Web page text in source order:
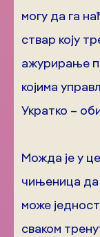
могу да га
ствар коју
ажурирање
којима
Укратко –
Можда је у
чињеница да
може
сваком